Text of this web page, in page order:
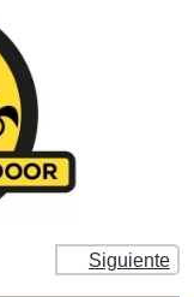
Siguiente